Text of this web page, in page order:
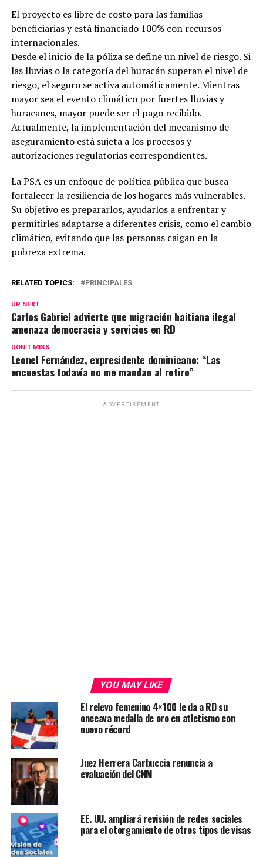
El proyecto es libre de costo para las familias
beneficiarias y está financiado 100% con recursos
internacionales.
Desde el inicio de la póliza se define un nivel de riesgo. Si
las lluvias o la categoría del huracán superan el nivel de
riesgo, el seguro se activa automáticamente. Mientras
mayor sea el evento climático por fuertes lluvias y
huracanes, mayor puede ser el pago recibido.
Actualmente, la implementación del mecanismo de
aseguramiento está sujeta a los procesos y
autorizaciones regulatorias correspondientes.
La PSA es un enfoque de política pública que busca
fortalecer la resiliencia de los hogares más vulnerables.
Su objetivo es prepararlos, ayudarlos a enfrentar y
permitirles adaptarse a diferentes crisis, como el cambio
climático, evitando que las personas caigan en la
pobreza extrema.
RELATED TOPICS: PRINCIPALES
UP NEXT
Carlos Gabriel advierte que migración haitiana ilegal
amenaza democracia y servicios en RD
DON'T MISS
Leonel Fernández, expresidente dominicano: “Las
encuestas todavía no me mandan al retiro”
ADVERTISEMENT
YOU MAY LIKE
El relevo femenino 4×100 le da a RD su
onceava medalla de oro en atletismo con
nuevo récord
Juez Herrera Carbuccia renuncia a
evaluación del CNM
EE. UU. ampliará revisión de redes sociales
para el otorgamiento de otros tipos de visas